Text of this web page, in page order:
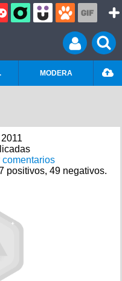
MODERA
comentarios
positivos, 49 negativos.